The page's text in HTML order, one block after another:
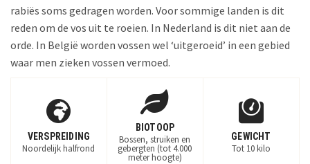
rabiës soms gedragen worden. Voor sommige landen is dit
reden om de vos uit te roeien. In Nederland is dit niet aan de
orde. In België worden vossen wel ‘uitgeroeid’ in een gebied
waar men zieken vossen vermoed.
VERSPREIDING
Noordelijk halfrond
BIOTOOP
Bossen, struiken en
gebergten (tot 4.000
meter hoogte)
GEWICHT
Tot 10 kilo